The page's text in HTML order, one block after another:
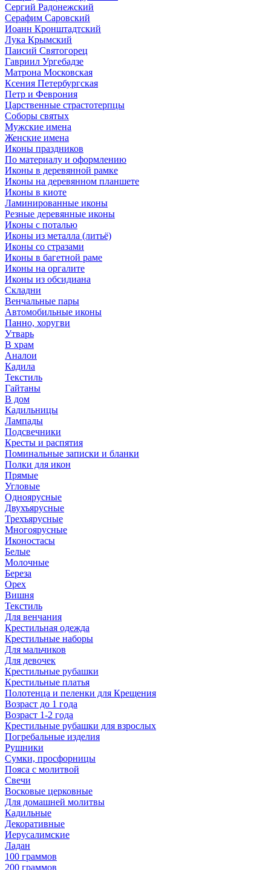
Сергий Радонежский
Серафим Саровский
Иоанн Кронштадтский
Лука Крымский
Паисий Святогорец
Гавриил Ургебадзе
Матрона Московская
Ксения Петербургская
Петр и Феврония
Царственные страстотерпцы
Соборы святых
Мужские имена
Женские имена
Иконы праздников
По материалу и оформлению
Иконы в деревянной рамке
Иконы на деревянном планшете
Иконы в киоте
Ламинированные иконы
Резные деревянные иконы
Иконы с поталью
Иконы из металла (литьё)
Иконы со стразами
Иконы в багетной раме
Иконы на оргалите
Иконы из обсидиана
Складни
Венчальные пары
Автомобильные иконы
Панно, хоругви
Утварь
В храм
Аналои
Кадила
Текстиль
Гайтаны
В дом
Кадильницы
Лампады
Подсвечники
Кресты и распятия
Поминальные записки и бланки
Полки для икон
Прямые
Угловые
Одноярусные
Двухъярусные
Трехъярусные
Многоярусные
Иконостасы
Белые
Молочные
Береза
Орех
Вишня
Текстиль
Для венчания
Крестильная одежда
Крестильные наборы
Для мальчиков
Для девочек
Крестильные рубашки
Крестильные платья
Полотенца и пеленки для Крещения
Возраст до 1 года
Возраст 1-2 года
Крестильные рубашки для взрослых
Погребальные изделия
Рушники
Сумки, просфорницы
Пояса с молитвой
Свечи
Восковые церковные
Для домашней молитвы
Кадильные
Декоративные
Иерусалимские
Ладан
100 граммов
200 граммов